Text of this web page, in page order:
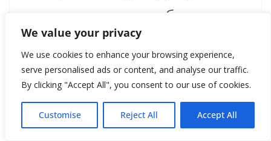
We value your privacy
We use cookies to enhance your browsing experience,
serve personalised ads or content, and analyse our traffic.
By clicking "Accept All", you consent to our use of cookies.
Customise Reject All Accept All
ведь понимал: чуть больше
влево или вправо – и будет
карикатура. Или такая сладость
и патока, что никто не поверит.
Знакомые батюшки говорят: